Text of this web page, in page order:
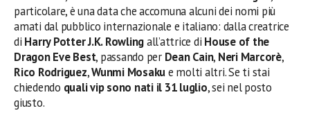
particolare, è una data che accomuna alcuni dei nomi più
amati dal pubblico internazionale e italiano: dalla creatrice
di Harry PotterJ.K. Rowlingall’attrice di House of the
Dragon Eve Best, passando per Dean Cain, Neri Marcorè,
Rico Rodriguez,Wunmi Mosakue molti altri. Se ti stai
chiedendo quali vip sono nati il 31 luglio, sei nel posto
giusto.